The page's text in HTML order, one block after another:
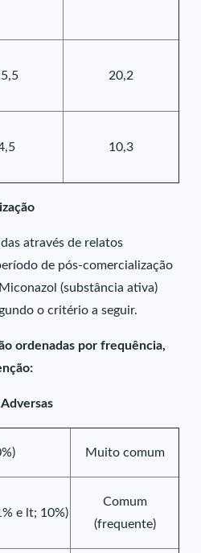
20,2
10,3
através de relatos
de pós-comercialização
(substância ativa)
o critério a seguir.
ordenadas por frequência,
Muito comum
e lt; 10%)
Comum
(frequente)